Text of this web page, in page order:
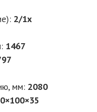
2/1x
1467
мм: 2080